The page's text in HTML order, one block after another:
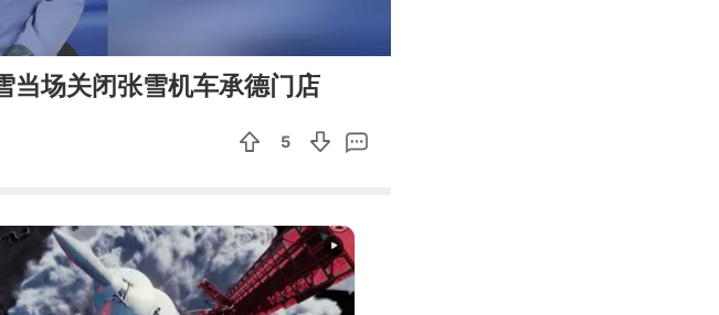
00:31
当场关闭张雪机车承德门店
5